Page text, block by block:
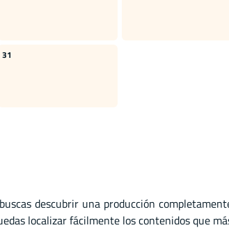
31
descubrir una producción
localizar fácilmente los contenidos que